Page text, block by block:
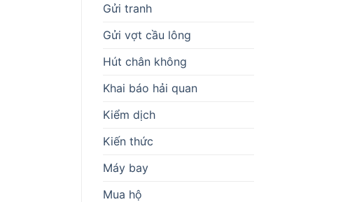
Gửi tranh
Gửi vợt cầu lông
Hút chân không
Khai báo hải quan
Kiểm dịch
Kiến thức
Máy bay
Mua hộ